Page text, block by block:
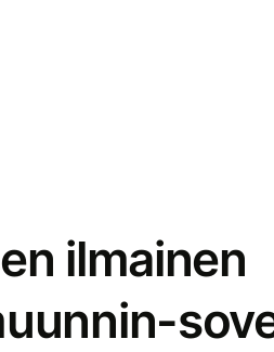
ilmainen